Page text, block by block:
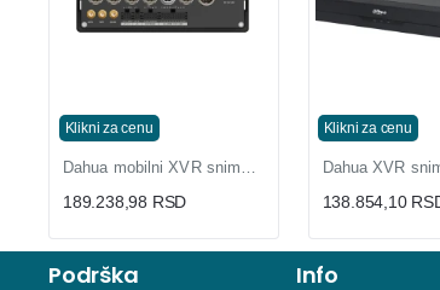
Klikni za cenu
Dahua mobilni XVR snimač 4 kanala za vozila GPS ADAS
189.238,98 RSD
Klikni za cenu
138.854,10
Podrška Info